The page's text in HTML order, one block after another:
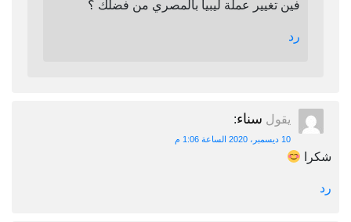
فين تغيير عملة ليبيا بالمصري من فضلك ؟
رد
يقول سناء:
10 ديسمبر، 2020 الساعة 1:06 م
شكرا
رد